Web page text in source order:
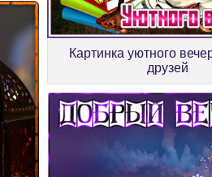
Картинка уютного
друзей